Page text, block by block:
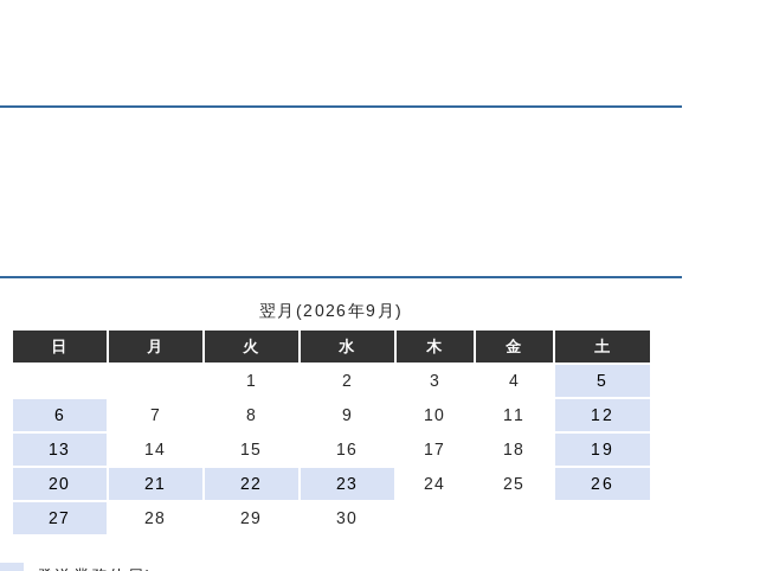
翌月(2026年9月)
日 月 火 水 木 金 土
1 2 3 4
5
6
7 8 9 10 11
12
13
14 15 16 17 18
19
20
21 22 23 24 25
26
27
28 29 30